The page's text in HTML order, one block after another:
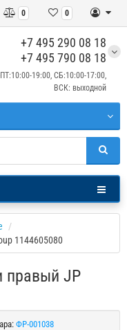
0
0
+7 495 290 08 18
+7 495 790 08 18
19:00, СБ:10:00-17:00,
ВСК: выходной
1144605080
правый JP
ФР-001038